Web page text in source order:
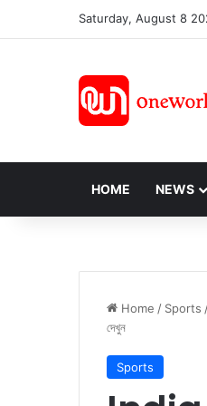
Saturday, August 8
HOME NEWS
Home / Sports
দেখুন
Sports